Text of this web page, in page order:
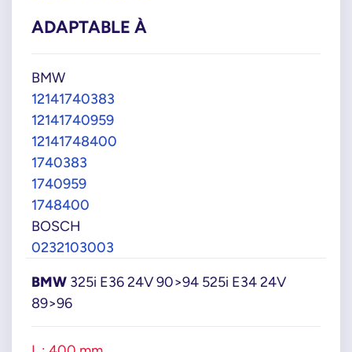
ADAPTABLE À
BMW
12141740383
12141740959
12141748400
1740383
1740959
1748400
BOSCH
0232103003
BMW 325i E36 24V 90>94 525i E34 24V
89>96